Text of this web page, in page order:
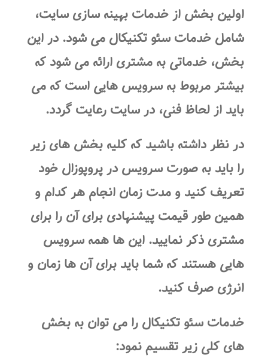
اولین بخش از خدمات بهینه سازی سایت،
شامل خدمات سئو تکنیکال می شود. در این
بخش، خدماتی به مشتری ارائه می شود که
بیشتر مربوط به سرویس هایی است که می
باید از لحاظ فنی، در سایت رعایت گردد.
در نظر داشته باشید که کلیه بخش های زیر
را باید به صورت سرویس در پروپوزال خود
تعریف کنید و مدت زمان انجام هر کدام و
همین طور قیمت پیشنهادی برای آن را برای
مشتری ذکر نمایید. این ها همه سرویس
هایی هستند که شما باید برای آن ها زمان و
انرژی صرف کنید.
خدمات سئو تکنیکال را می توان به بخش
های کلی زیر تقسیم نمود: